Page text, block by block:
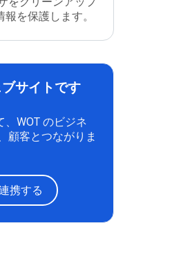
を保護します。
サイトです
、WOT のビジネ
顧客とつながりま
携する